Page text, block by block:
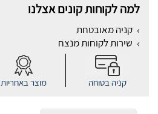
למה לקוחות קונים אצלנו
קניה מאובטחת
שירות לקוחות מנצח
קניה בטוחה מוצר באחריות